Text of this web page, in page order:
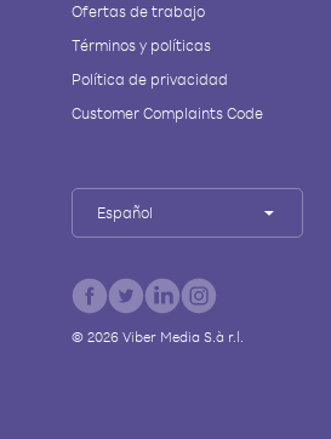
Ofertas de trabajo
Términos y políticas
Política de privacidad
Customer Complaints Code
Español
© 2026Viber Media S.à r.l.